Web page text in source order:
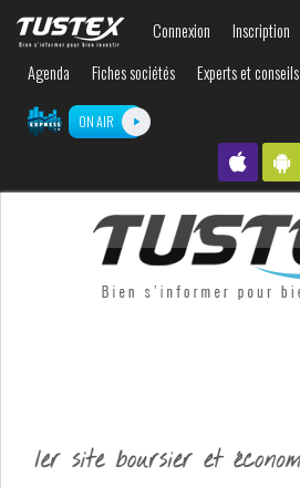
contenu
Connexion Inscription
Agenda
Fiches sociétés Experts et conseils
ON AIR